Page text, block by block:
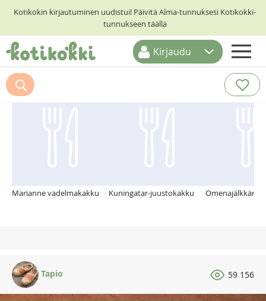
Kotikokin kirjautuminen uudistui! Päivitä Alma-tunnuksesi Kotikokki-
tunnukseen täällä
ETUSIVU
RESEPTIHAKU
Kirjaudu
Suosittelemme myös
Marianne vadelmakakku Kuningatar-juustokakku Omenajälkkäri
Tapio 59 156